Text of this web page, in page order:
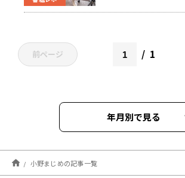
前ページ 1
年月別で見る
2024年03月
小野まじめの記事一覧